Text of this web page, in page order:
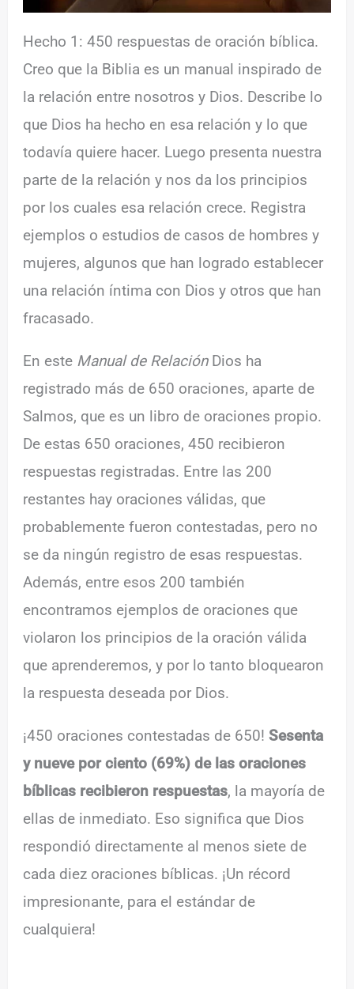
Hecho 1: 450 respuestas de oración bíblica.
Creo que la Biblia es un manual inspirado de
la relación entre nosotros y Dios. Describe lo
que Dios ha hecho en esa relación y lo que
todavía quiere hacer. Luego presenta nuestra
parte de la relación y nos da los principios
por los cuales esa relación crece. Registra
ejemplos o estudios de casos de hombres y
mujeres, algunos que han logrado establecer
una relación íntima con Dios y otros que han
fracasado.
En este Manual de RelaciónDios ha
registrado más de 650 oraciones, aparte de
Salmos, que es un libro de oraciones propio.
De estas 650 oraciones, 450 recibieron
respuestas registradas. Entre las 200
restantes hay oraciones válidas, que
probablemente fueron contestadas, pero no
se da ningún registro de esas respuestas.
Además, entre esos 200 también
encontramos ejemplos de oraciones que
violaron los principios de la oración válida
que aprenderemos, y por lo tanto bloquearon
la respuesta deseada por Dios.
¡450 oraciones contestadas de 650!Sesenta
y nueve por ciento (69%) de las oraciones
bíblicas recibieron respuestas, la mayoría de
ellas de inmediato. Eso significa que Dios
respondió directamente al menos siete de
cada diez oraciones bíblicas. ¡Un récord
impresionante, para el estándar de
cualquiera!